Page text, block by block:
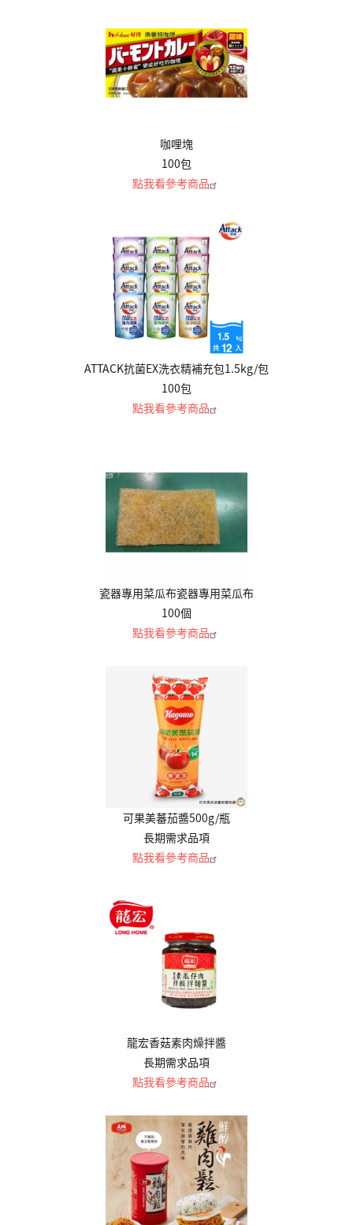
咖哩塊
100包
點我看參考商品
ATTACK抗菌EX洗衣精補充包1.5kg/包
100包
點我看參考商品
瓷器專用菜瓜布瓷器專用菜瓜布
100個
點我看參考商品
可果美蕃茄醬500g/瓶
長期需求品項
點我看參考商品
龍宏香菇素肉燥拌醬
長期需求品項
點我看參考商品